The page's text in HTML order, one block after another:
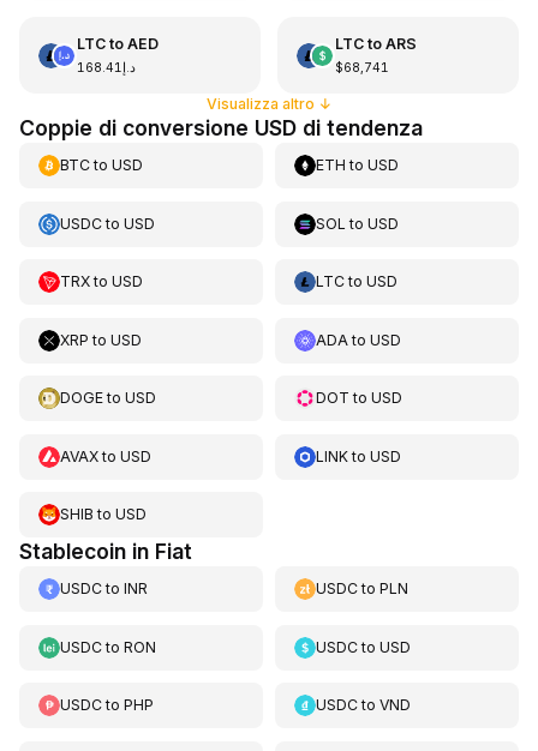
LTCto AED
د.إ168.41
LTCto ARS
$68,741
Visualizza altro ↓
Coppie di conversione USD di tendenza
BTCto USD ETH toUSD
USDCto USD SOL toUSD
TRXto USD LTCtoUSD
XRP to USD ADA toUSD
DOGEto USD DOT toUSD
AVAXto USD LINKtoUSD
SHIB to USD
Stablecoin in Fiat
USDCto INR USDCtoPLN
USDCto RON USDCtoUSD
USDCto PHP USDCtoVND